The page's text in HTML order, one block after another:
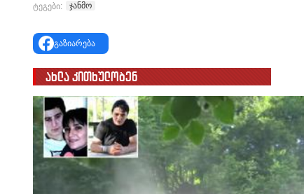
ტეგები: ჯანმო
გაზიარება
ახლა კითხულობენ